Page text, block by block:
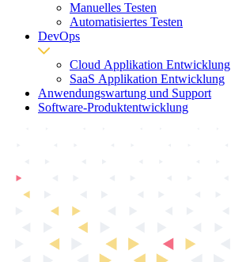
Manuelles Testen
Automatisiertes Testen
DevOps
Cloud Applikation Entwicklung
SaaS Applikation Entwicklung
Anwendungswartung und Support
Software-Produktentwicklung